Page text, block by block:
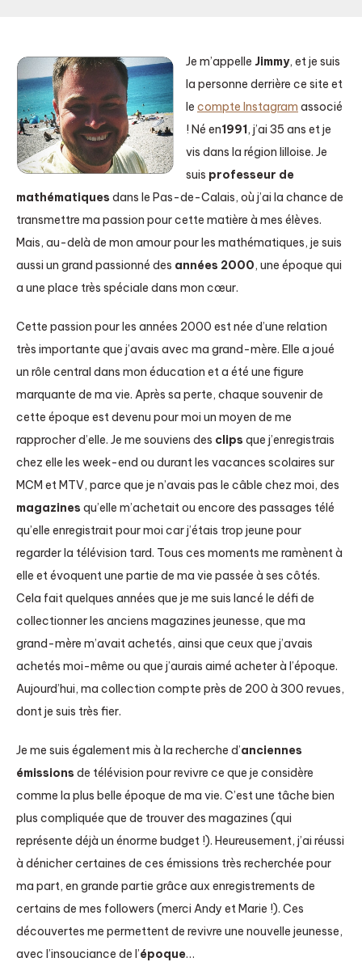
Je m’appelle Jimmy, et je suis
la personne derrière ce site et
le compte Instagram associé
! Né en1991, j’ai 35 ans et je
vis dans la région lilloise. Je
suis professeur de
mathématiques dans le Pas-de-Calais, où j’ai la chance de
transmettre ma passion pour cette matière à mes élèves.
Mais, au-delà de mon amour pour les mathématiques, je suis
aussi un grand passionné des années 2000, une époque qui
a une place très spéciale dans mon cœur.
Cette passion pour les années 2000 est née d’une relation
très importante que j’avais avec ma grand-mère. Elle a joué
un rôle central dans mon éducation et a été une figure
marquante de ma vie. Après sa perte, chaque souvenir de
cette époque est devenu pour moi un moyen de me
rapprocher d’elle. Je me souviens des clips que j’enregistrais
chez elle les week-end ou durant les vacances scolaires sur
MCM et MTV, parce que je n’avais pas le câble chez moi, des
magazines qu’elle m’achetait ou encore des passages télé
qu’elle enregistrait pour moi car j’étais trop jeune pour
regarder la télévision tard. Tous ces moments me ramènent à
elle et évoquent une partie de ma vie passée à ses côtés.
Cela fait quelques années que je me suis lancé le défi de
collectionner les anciens magazines jeunesse, que ma
grand-mère m’avait achetés, ainsi que ceux que j’avais
achetés moi-même ou que j’aurais aimé acheter à l’époque.
Aujourd’hui, ma collection compte près de 200 à 300 revues,
dont je suis très fier.
Je me suis également mis à la recherche d’anciennes
émissions de télévision pour revivre ce que je considère
comme la plus belle époque de ma vie. C’est une tâche bien
plus compliquée que de trouver des magazines (qui
représente déjà un énorme budget !). Heureusement, j’ai réussi
à dénicher certaines de ces émissions très recherchée pour
ma part, en grande partie grâce aux enregistrements de
certains de mes followers (merci Andy et Marie !). Ces
découvertes me permettent de revivre une nouvelle jeunesse,
avec l’insouciance de l’époque…